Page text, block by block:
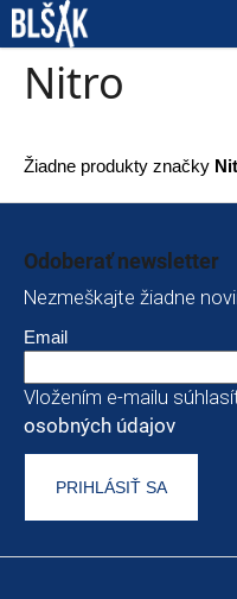
Prejsť na obsah
Nitro
Žiadne produkty značky
Košík
o
p
o
t
r
e
b
u
e
t
Odoberať newsletter
Nezmeškajte žiadne
Email
Vložením e-mailu
osobných údajov
PRIHLÁSIŤ SA